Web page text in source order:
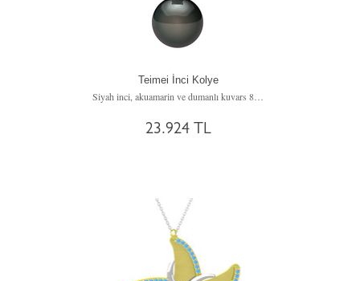
Teimei İnci Kolye
Siyah inci, akuamarin ve dumanlı kuvars 8 ayar beyaz altın kolye (40 cm gümüş rolo zincir)
23.924 TL